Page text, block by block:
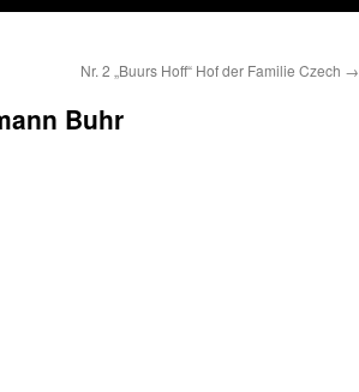
Nr. 2 „Buurs Hoff“ Hof der Familie Czech →
Buhr